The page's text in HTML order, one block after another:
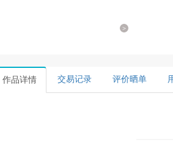
>
作品详情 交易记录 评价晒单